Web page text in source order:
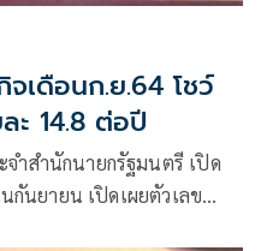
จเดือนก.ย.64 โชว์
ะ 14.8 ต่อปี
ำสำนักนายกรัฐมนตรี เปิด
กันยายน เปิดเผยตัวเลข